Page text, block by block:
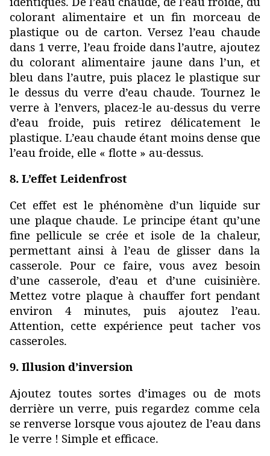
colorant alimentaire et un fin morceau de
plastique ou de carton. Versez l’eau chaude
dans 1 verre, l’eau froide dans l’autre, ajoutez
du colorant alimentaire jaune dans l’un, et
bleu dans l’autre, puis placez le plastique sur
le dessus du verre d’eau chaude. Tournez le
verre à l’envers, placez-le au-dessus du verre
d’eau froide, puis retirez délicatement le
plastique. L’eau chaude étant moins dense que
l’eau froide, elle « flotte » au-dessus.
8. L’effet Leidenfrost
Cet effet est le phénomène d’un liquide sur
une plaque chaude. Le principe étant qu’une
fine pellicule se crée et isole de la chaleur,
permettant ainsi à l’eau de glisser dans la
casserole. Pour ce faire, vous avez besoin
d’une casserole, d’eau et d’une cuisinière.
Mettez votre plaque à chauffer fort pendant
environ 4 minutes, puis ajoutez l’eau.
Attention, cette expérience peut tacher vos
casseroles.
9. Illusion d’inversion
Ajoutez toutes sortes d’images ou de mots
derrière un verre, puis regardez comme cela
se renverse lorsque vous ajoutez de l’eau dans
le verre ! Simple et efficace.